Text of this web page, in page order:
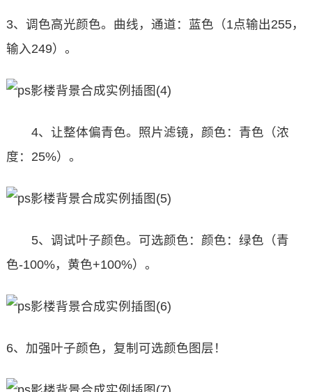
3、调色高光颜色。曲线，通道：蓝色（1点输出255，
输入249）。
4、让整体偏青色。照片滤镜，颜色：青色（浓
度：25%）。
5、调试叶子颜色。可选颜色：颜色：绿色（青
色-100%，黄色+100%）。
6、加强叶子颜色，复制可选颜色图层！